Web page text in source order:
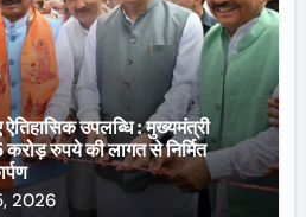
उपलब्धि : मुख्यमंत्री
रुपये की लागत से निर्मित
2026